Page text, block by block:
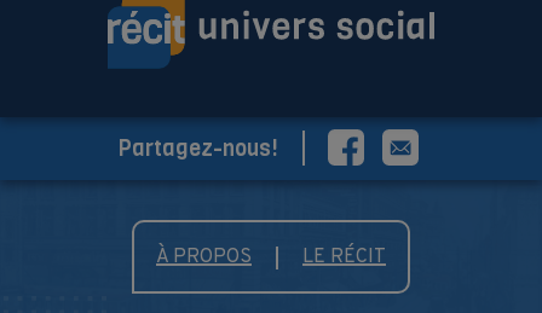
À PROPOS LE RÉCIT
Partagez-nous!